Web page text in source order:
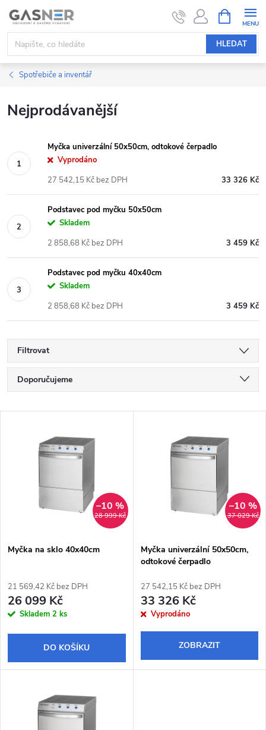
Přejít
obsah
HLEDAT
NÁKUPNÍ
KOŠÍK
Spotřebiče a inventář
Nejprodávanější
Myčka univerzální 50x50cm, odtokové čerpadlo
Vyprodáno
33 326 Kč
27 542,15 Kč bez DPH
Podstavec pod myčku 50x50cm
Skladem
3 459 Kč
2 858,68 Kč bez DPH
Podstavec pod myčku 40x40cm
Skladem
3 459 Kč
2 858,68 Kč bez DPH
Filtrovat
Ř
a
p
r
o
u
Doporučujeme
Nejprodávanější
s
r
o
d
28 999 Kč
–10 %
Myčka na sklo 40x40cm
21 569,42 Kč bez DPH
26 099 Kč
Skladem 2 ks
DO KOŠÍKU
37 029 Kč
–10 %
Myčka univerzální 50x50cm,
odtokové čerpadlo
27 542,15 Kč bez DPH
33 326 Kč
Vyprodáno
ZOBRAZIT